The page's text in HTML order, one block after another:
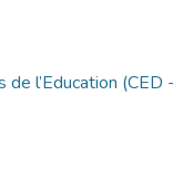
l’Education (CED -